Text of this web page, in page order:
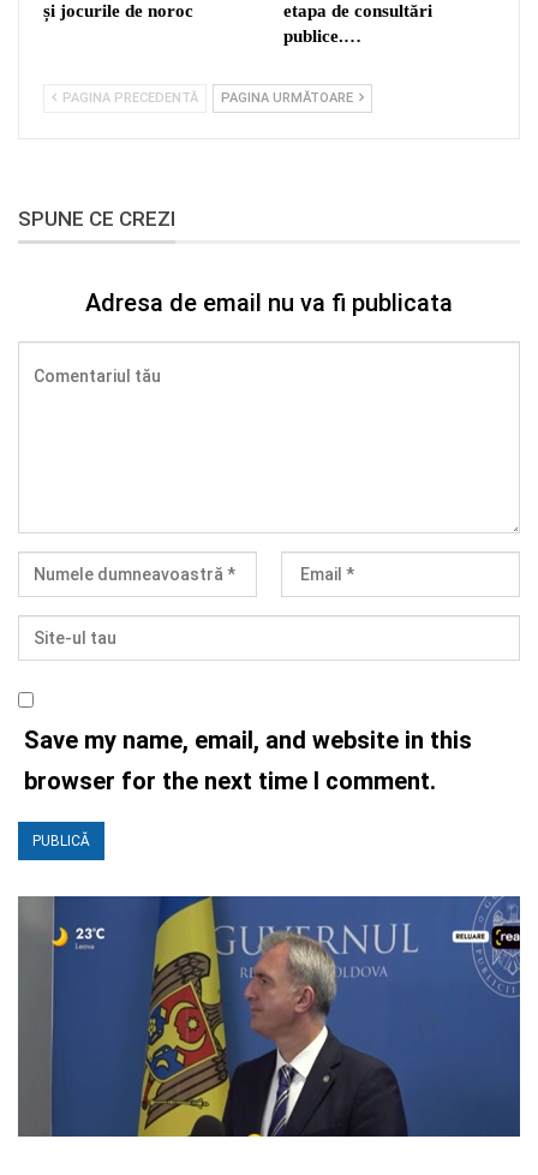
și jocurile de noroc
etapa de consultări
publice.…
PAGINA PRECEDENTĂ PAGINA URMĂTOARE
SPUNE CE CREZI
Adresa de email nu va fi publicata
Save my name, email, and website in this
browser for the next time I comment.